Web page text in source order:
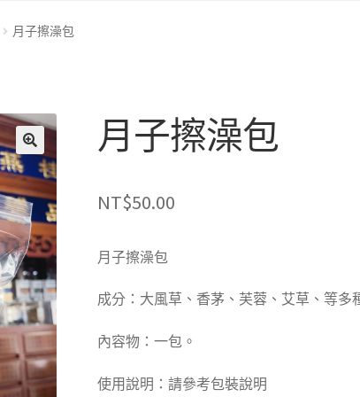
月子擦澡包
月子擦澡包
NT$50.00
月子擦澡包
成分：大風草、香茅、芙蓉、艾草、等多
內容物：一包。
使用說明：請參考包裝說明